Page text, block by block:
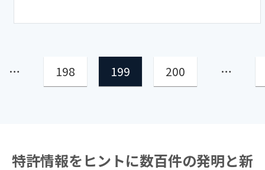
… 198 199 200 …
特許情報をヒントに数百件の発明と新